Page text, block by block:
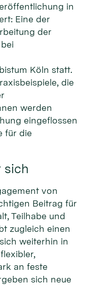
in
Eine der
der
Köln statt.
die
werden
eingeflossen
für die
sich
von
Beitrag für
Teilhabe und
zugleich einen
weiterhin in
an feste
sich neue